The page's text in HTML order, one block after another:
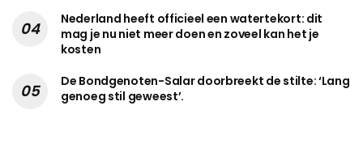
Nederland heeft officieel een watertekort: dit
mag je nu niet meer doen en zoveel kan het je
kosten
De Bondgenoten-Salar doorbreekt de stilte: ‘Lang
genoeg stil geweest’.